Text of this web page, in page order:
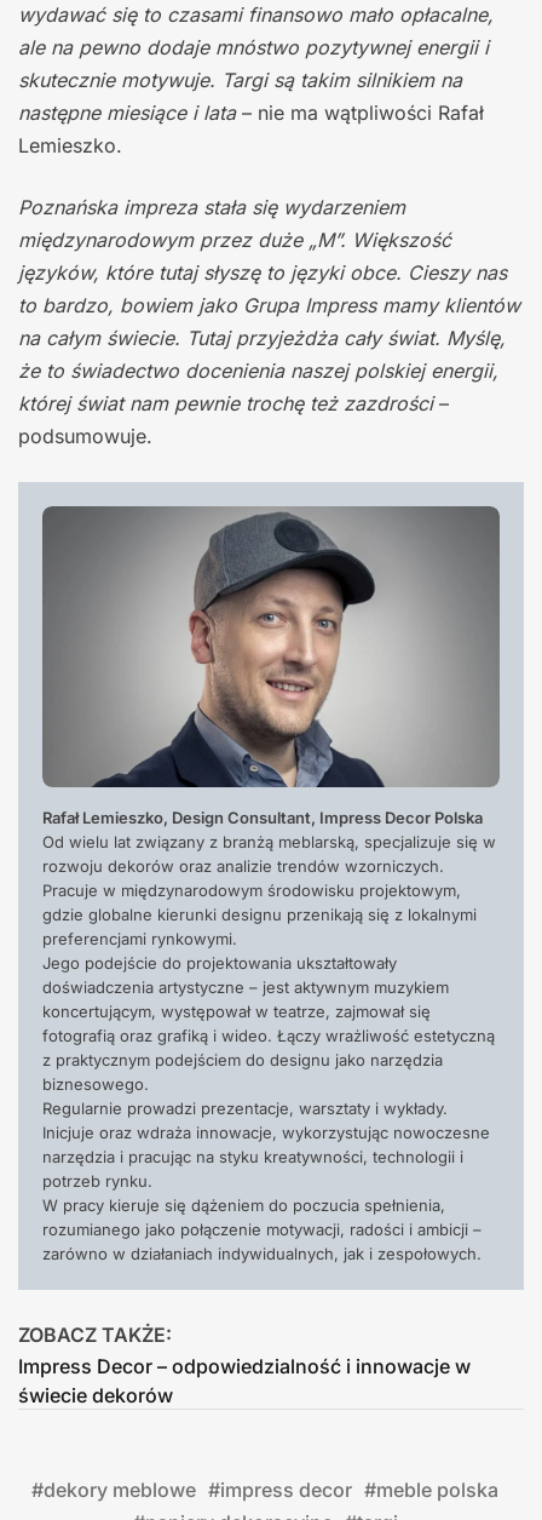
wydawać się to czasami finansowo mało opłacalne,
ale na pewno dodaje mnóstwo pozytywnej energii i
skutecznie motywuje. Targi są takim silnikiem na
następne miesiące i lata– nie ma wątpliwości Rafał
Lemieszko.
Poznańska impreza stała się wydarzeniem
międzynarodowym przez duże „M”. Większość
języków, które tutaj słyszę to języki obce. Cieszy nas
to bardzo, bowiem jako Grupa Impress mamy klientów
na całym świecie. Tutaj przyjeżdża cały świat. Myślę,
że to świadectwo docenienia naszej polskiej energii,
której świat nam pewnie trochę też zazdrości–
podsumowuje.
Rafał Lemieszko, Design Consultant, Impress Decor Polska
Od wielu lat związany z branżą meblarską, specjalizuje się w
rozwoju dekorów oraz analizie trendów wzorniczych.
Pracuje w międzynarodowym środowisku projektowym,
gdzie globalne kierunki designu przenikają się z lokalnymi
preferencjami rynkowymi.
Jego podejście do projektowania ukształtowały
doświadczenia artystyczne – jest aktywnym muzykiem
koncertującym, występował w teatrze, zajmował się
fotografią oraz grafiką i wideo. Łączy wrażliwość estetyczną
z praktycznym podejściem do designu jako narzędzia
biznesowego.
Regularnie prowadzi prezentacje, warsztaty i wykłady.
Inicjuje oraz wdraża innowacje, wykorzystując nowoczesne
narzędzia i pracując na styku kreatywności, technologii i
potrzeb rynku.
W pracy kieruje się dążeniem do poczucia spełnienia,
rozumianego jako połączenie motywacji, radości i ambicji –
zarówno w działaniach indywidualnych, jak i zespołowych.
ZOBACZ TAKŻE:
Impress Decor – odpowiedzialność i innowacje w
świecie dekorów
#dekory meblowe #impress decor #meble polska